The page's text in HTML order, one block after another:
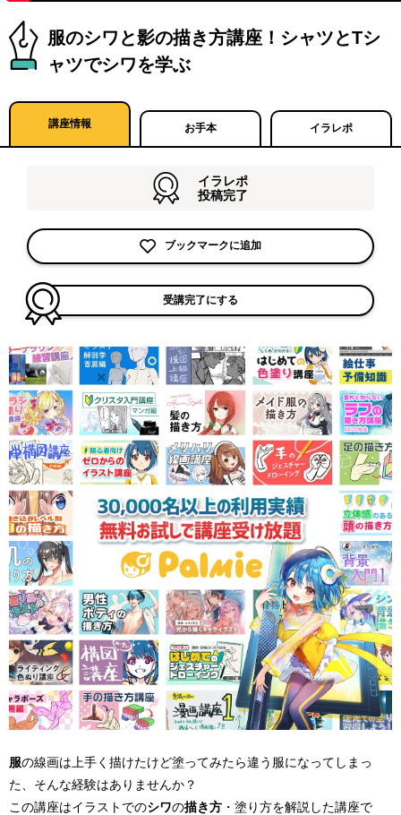
服のシワと影の描き方講座！シャツとTシ
ャツでシワを学ぶ
講座情報 お手本 イラレポ
イラレポ
投稿完了
ブックマークに追加
受講完了にする
服の線画は上手く描けたけど塗ってみたら違う服になってしまっ
た、そんな経験はありませんか？
この講座はイラストでのシワの描き方 ・塗り方を解説した講座で